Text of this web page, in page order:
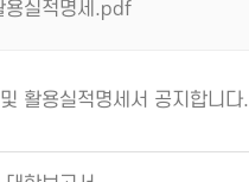
용실적명세.pdf
활용실적명세서 공지합니다.